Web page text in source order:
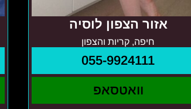
אזור הצפון לוסיה
חיפה, קריות והצפון
055-9924111
וואטסאפ